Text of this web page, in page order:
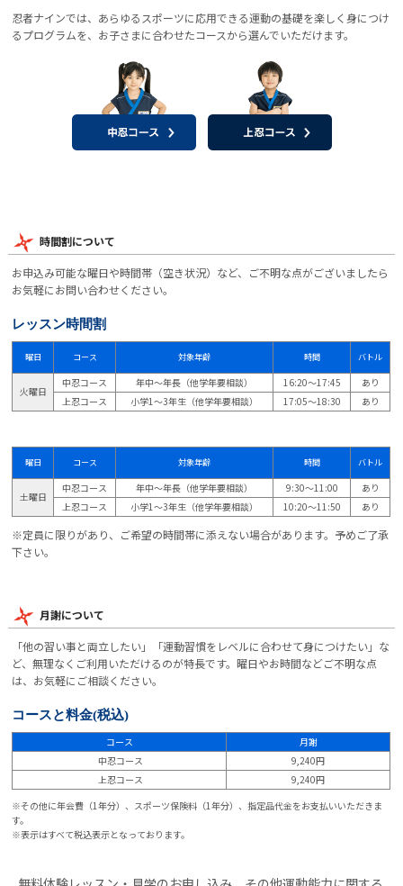
忍者ナインでは、あらゆるスポーツに応用できる運動の基礎を楽しく身につけ
るプログラムを、お子さまに合わせたコースから選んでいただけます。
時間割について
お申込み可能な曜日や時間帯（空き状況）など、ご不明な点がございましたら
お気軽にお問い合わせください。
レッスン時間割
曜日 コース 対象年齢 時間 バトル
火曜日
中忍コース 年中～年長（他学年要相談） 16:20～17:45
あり
上忍コース
小学1～3年生（他学年要相談） 17:05～18:30 あり
曜日 コース 対象年齢 時間 バトル
土曜日
中忍コース 年中～年長（他学年要相談） 9:30～11:00
あり
上忍コース
小学1～3年生（他学年要相談） 10:20～11:50 あり
※定員に限りがあり、ご希望の時間帯に添えない場合があります。予めご了承
下さい。
月謝について
「他の習い事と両立したい」「運動習慣をレベルに合わせて身につけたい」な
ど、無理なくご利用いただけるのが特長です。曜日やお時間などご不明な点
は、お気軽にご相談ください。
コースと料金(税込)
コース
月謝
中忍コース
9,240円
上忍コース
9,240円
※その他に年会費（1年分）、スポーツ保険料（1年分）、指定品代金をお支払いいただきま
す。
※表示はすべて税込表示となっております。